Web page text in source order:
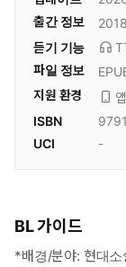
출간 정보
듣기 기능
파일 정보
지원 환경
앱
ISBN
UCI
-
BL 가이드
*배경/분야: 현대소